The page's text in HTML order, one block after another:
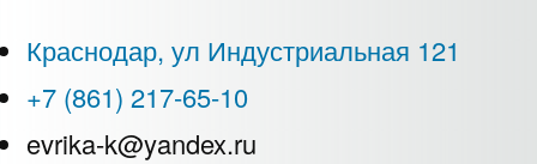
Краснодар, ул Индустриальная 121
+7 (861) 217-65-10
evrika-k@yandex.ru